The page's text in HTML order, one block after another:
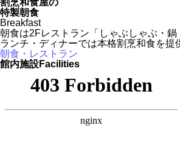
割烹和食屋の
特製朝食
Breakfast
朝食は2Fレストラン「しゃぶしゃぶ・
ランチ・ディナーでは本格割烹和食を
朝食・レストラン
館内施設Facilities